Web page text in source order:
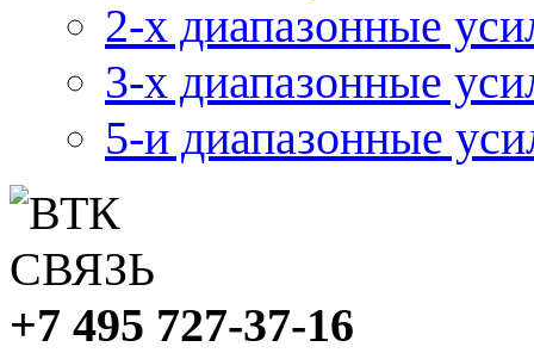
2-х диапазонные
3-х диапазонные
5-и диапазонные
+7 495 727-37-16